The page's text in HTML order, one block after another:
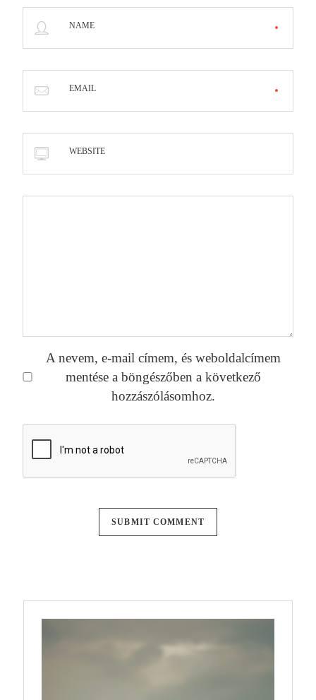
NAME
EMAIL
WEBSITE
A nevem, e-mail címem, és weboldalcímem
mentése a böngészőben a következő
hozzászólásomhoz.